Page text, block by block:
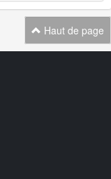
Haut de page